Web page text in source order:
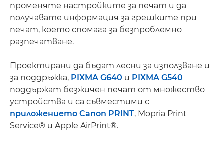
променяте настройките за печат и да
получавате информация за грешките при
печат, което спомага за безпроблемно
разпечатване.
Проектирани да бъдат лесни за използване и
за поддръжка, PIXMA G640 и PIXMA G540
поддържат безжичен печат от множество
устройства и са съвместими с
приложението Canon PRINT, Mopria Print
Service® и Apple AirPrint®.